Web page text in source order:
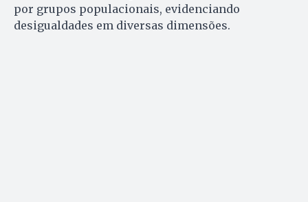
por grupos populacionais, evidenciando
desigualdades em diversas dimensões.